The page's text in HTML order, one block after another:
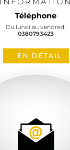
Téléphone
Du lundi au vendredi
0380793423
EN DÉTAIL